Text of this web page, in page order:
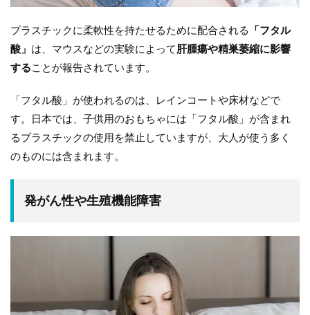
プラスチックに柔軟性を持たせるために配合される
「フタル
酸」 は、マウスなどの実験によって肝腫瘍や精巣萎縮に影響
することが報告されています。
「フタル酸」が使われるのは、レインコートや床材などで
す。日本では、子供用のおもちゃには「フタル酸」が含まれ
るプラスチックの使用を禁止していますが、大人が使う多く
のものには含まれます。
発がん性や生殖機能障害